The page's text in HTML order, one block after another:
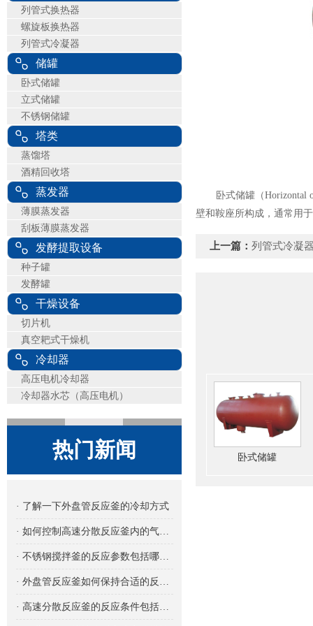
列管式换热器
螺旋板换热器
列管式冷凝器
储罐
卧式储罐
立式储罐
不锈钢储罐
塔类
蒸馏塔
酒精回收塔
蒸发器
薄膜蒸发器
刮板薄膜蒸发器
发酵提取设备
种子罐
发酵罐
干燥设备
切片机
真空耙式干燥机
冷却器
高压电机冷却器
冷却器水芯（高压电机）
热门新闻
· 了解一下外盘管反应釜的冷却方式
· 如何控制高速分散反应釜内的气体流量
· 不锈钢搅拌釜的反应参数包括哪些方面？
· 外盘管反应釜如何保持合适的反应温度
· 高速分散反应釜的反应条件包括哪些内容？
卧式储罐（Horizontal oil
壁和鞍座所构成，通常用
上一篇： 列管式冷凝
卧式储罐